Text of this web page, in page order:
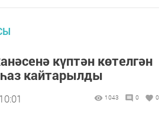
күптән көтелгән
кайтарылды
1043 0 0